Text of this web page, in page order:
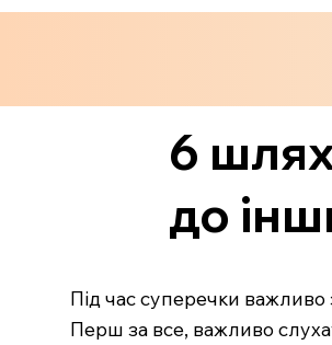
6
до
Під час суперечки важливо
Перш за все, важливо